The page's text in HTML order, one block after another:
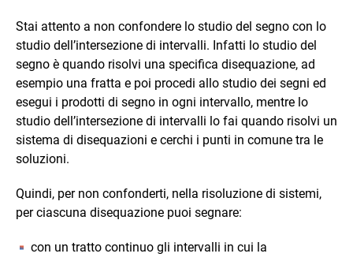
Stai attento a non confondere lo studio del segno con lo
studio dell’intersezione di intervalli. Infatti lo studio del
segno è quando risolvi una specifica disequazione, ad
esempio una fratta e poi procedi allo studio dei segni ed
esegui i prodotti di segno in ogni intervallo, mentre lo
studio dell’intersezione di intervalli lo fai quando risolvi un
sistema di disequazioni e cerchi i punti in comune tra le
soluzioni.
Quindi, per non confonderti, nella risoluzione di sistemi,
per ciascuna disequazione puoi segnare:
con un tratto continuo gli intervalli in cui la